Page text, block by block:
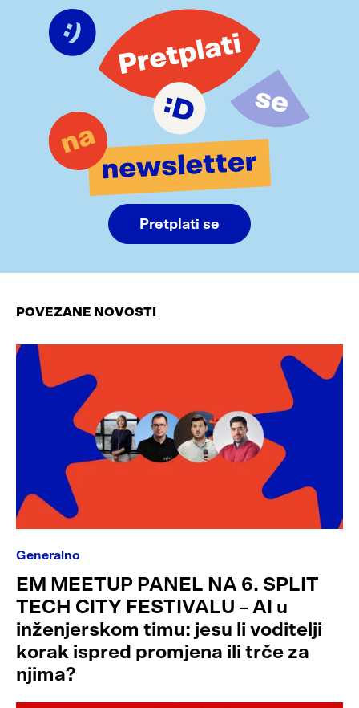
Pretplati se
POVEZANE NOVOSTI
Generalno
EM MEETUP PANEL NA 6. SPLIT
TECH CITY FESTIVALU – AI u
inženjerskom timu: jesu li voditelji
korak ispred promjena ili trče za
njima?